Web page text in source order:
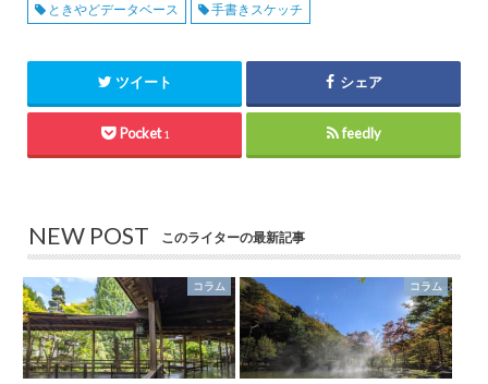
ときやどデータベース
手書きスケッチ
ツイート シェア
Pocket 1 feedly
NEW POST このライターの最新記事
コラム コラム